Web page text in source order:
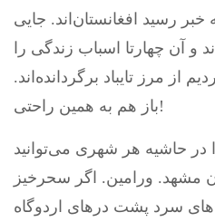
رسید افغانستان‌اند. جایی
و آن چهارتا اسباب زندگی را
از مرز تایباد برگردانده‌اند.
باز هم به همین راحتی!
در حاشیه هر شهری می‌توانید
مشهد. ورامین. اگر سحرخیز
سرد پشت درهای اردوگاه